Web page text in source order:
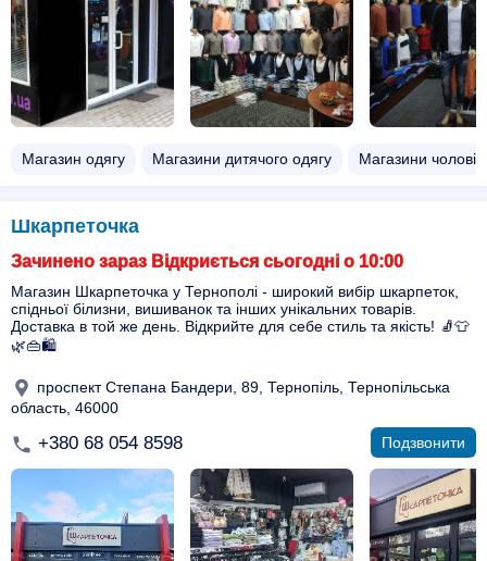
Магазин одягу Магазини дитячого одягу Магазини
Шкарпеточка
Зачинено зараз Відкриється сьогодні о 10:00
Магазин Шкарпеточка у Тернополі - широкий вибір шкарпеток,
спідньої білизни, вишиванок та інших унікальних товарів.
Доставка в той же день. Відкрийте для себе стиль та якість! 🧦👕
🌿👜🛍️
проспект Степана Бандери, 89, Тернопіль, Тернопільська
область, 46000
+380 68 054 8598 Подзвонити